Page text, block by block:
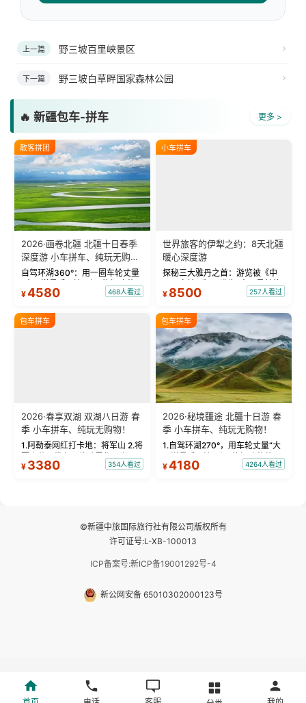
上一篇 野三坡百里峡景区
下一篇 野三坡白草畔国家森林公园
🔥 新疆包车-拼车 更多 >
散客拼团
2026·画卷北疆 北疆十日春季
深度游 小车拼车、纯玩无购
物！
自驾环湖360°：用一圈车轮丈量
“大西洋最后一滴眼泪”的极致蔚
蓝。 赛湖旅拍：甄选多款风格服
绝美瞬间。 赛湖坦克300跟车视
频：专业摄影师...
¥4580 468人看过
小车拼车
世界旅客的伊犁之约：8天北疆
暖心深度游
探秘三大雅丹之首：游览被《中
国国家地理》评选为“中国最美的
三大雅丹”第一名的克拉玛依魔鬼
瓦人最大村落——禾木村，欣赏
晨雾与小木...
¥ 8500 257人看过
包车拼车
2026·春享双湖 双湖八日游 春
季 小车拼车、纯玩无购物！
1.阿勒泰网红打卡地：将军山 2.将
军山落日缆车，体验雪都风光 3.
将军山，夕阳派对，蹦迪party 4.
¥ 3380 354人看过
包车拼车
2026·秘境疆途 北疆十日游 春
季 小车拼车、纯玩无购物！
1.自驾环湖270°，用车轮丈量“大
西洋最后一滴眼泪”的极致蔚蓝，
让雪山、花海与深邃湖水在转弯
¥4180 4264人看过
©新疆中旅国际旅行社有限公司版权所有
许可证号:L-XB-100013
ICP备案号:新ICP备19001292号-4
新公网安备 65010302000123号